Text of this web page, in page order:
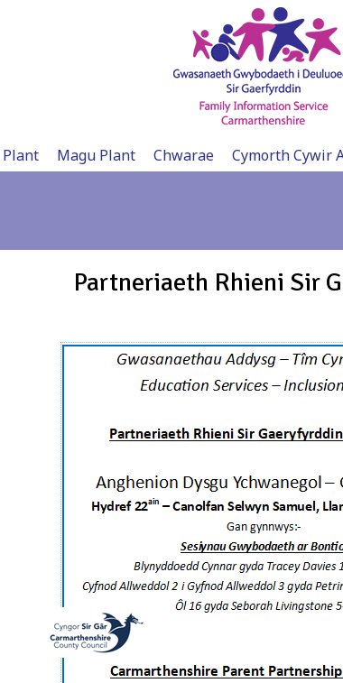
Magu Plant Chwarae Cymorth Cywir
Partneriaeth Rhieni Sir